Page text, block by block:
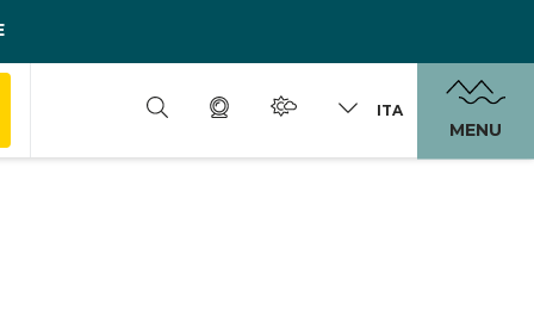
ITA
MENU